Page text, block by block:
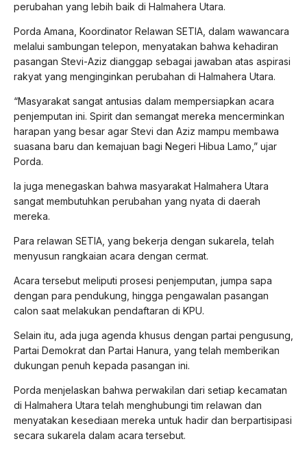
perubahan yang lebih baik di Halmahera Utara.
Porda Amana, Koordinator Relawan SETIA, dalam wawancara
melalui sambungan telepon, menyatakan bahwa kehadiran
pasangan Stevi-Aziz dianggap sebagai jawaban atas aspirasi
rakyat yang menginginkan perubahan di Halmahera Utara.
“Masyarakat sangat antusias dalam mempersiapkan acara
penjemputan ini. Spirit dan semangat mereka mencerminkan
harapan yang besar agar Stevi dan Aziz mampu membawa
suasana baru dan kemajuan bagi Negeri Hibua Lamo,” ujar
Porda.
Ia juga menegaskan bahwa masyarakat Halmahera Utara
sangat membutuhkan perubahan yang nyata di daerah
mereka.
Para relawan SETIA, yang bekerja dengan sukarela, telah
menyusun rangkaian acara dengan cermat.
Acara tersebut meliputi prosesi penjemputan, jumpa sapa
dengan para pendukung, hingga pengawalan pasangan
calon saat melakukan pendaftaran di KPU.
Selain itu, ada juga agenda khusus dengan partai pengusung,
Partai Demokrat dan Partai Hanura, yang telah memberikan
dukungan penuh kepada pasangan ini.
Porda menjelaskan bahwa perwakilan dari setiap kecamatan
di Halmahera Utara telah menghubungi tim relawan dan
menyatakan kesediaan mereka untuk hadir dan berpartisipasi
secara sukarela dalam acara tersebut.